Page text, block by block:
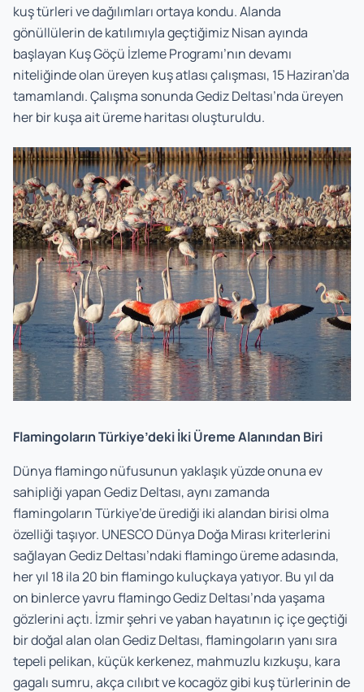
kuş türleri ve dağılımları ortaya kondu. Alanda
gönüllülerin de katılımıyla geçtiğimiz Nisan ayında
başlayan Kuş Göçü İzleme Programı’nın devamı
niteliğinde olan üreyen kuş atlası çalışması, 15 Haziran’da
tamamlandı. Çalışma sonunda Gediz Deltası’nda üreyen
her bir kuşa ait üreme haritası oluşturuldu.
Flamingoların Türkiye’deki İki Üreme Alanından Biri
Dünya flamingo nüfusunun yaklaşık yüzde onuna ev
sahipliği yapan Gediz Deltası, aynı zamanda
flamingoların Türkiye’de ürediği iki alandan birisi olma
özelliği taşıyor. UNESCO Dünya Doğa Mirası kriterlerini
sağlayan Gediz Deltası’ndaki flamingo üreme adasında,
her yıl 18 ila 20 bin flamingo kuluçkaya yatıyor. Bu yıl da
on binlerce yavru flamingo Gediz Deltası’nda yaşama
gözlerini açtı. İzmir şehri ve yaban hayatının iç içe geçtiği
bir doğal alan olan Gediz Deltası, flamingoların yanı sıra
tepeli pelikan, küçük kerkenez, mahmuzlu kızkuşu, kara
gagalı sumru, akça cılıbıt ve kocagöz gibi kuş türlerinin de